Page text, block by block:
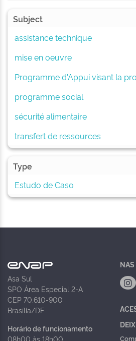
Subject
assistance technique
mise en oeuvre
Programme d'Appui visant la
programme social
sécurité alimentaire
transfert de ressources
Type
Estudo de Caso
Asa Sul
SPO Área Especial 2-A
CEP 70.610-900
Brasília/DF
Horário de funcionamento
08h00 às 18h00
NAS